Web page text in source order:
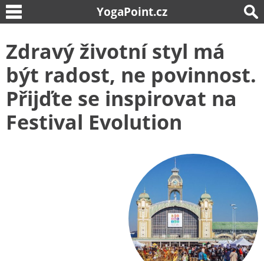
YogaPoint.cz
Zdravý životní styl má
být radost, ne povinnost.
Přijďte se inspirovat na
Festival Evolution